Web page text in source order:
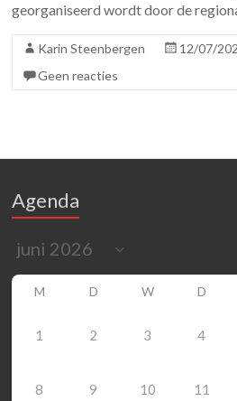
georganiseerd wordt door de
Karin Steenbergen 12/07/
Geen reacties
Agenda
M D W D
1 2 3 4
8 9 10 11